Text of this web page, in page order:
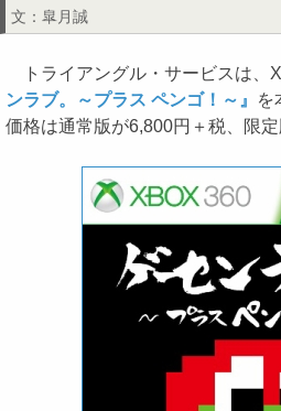
文： 皐月誠
トライアングル・サービスは、
ンラブ。～プラス ペンゴ！～』
を
価格は通常版が6,800円＋税、限定